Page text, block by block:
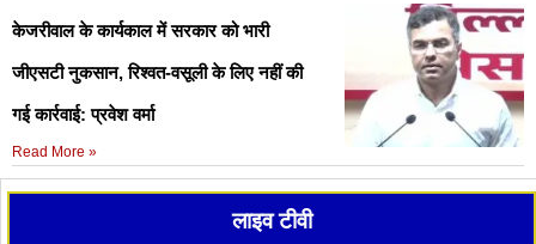
केजरीवाल के कार्यकाल में सरकार को भारी
जीएसटी नुकसान, रिश्वत-वसूली के लिए नहीं की
गई कार्रवाई: प्रवेश वर्मा
Read More »
लाइव टीवी